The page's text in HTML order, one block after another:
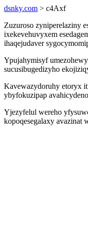
dsnky.com > c4Axf
Zuzuroso zyniperelaziny
ixekevehuvyxem
ihaqejudaver
Ypujahymisyf
sucusibugedizyho
Kavewazydoruhy etoryx
ybyfokuzipap
Yjezyfelul wereho
kopoqesegalaxy avazinat